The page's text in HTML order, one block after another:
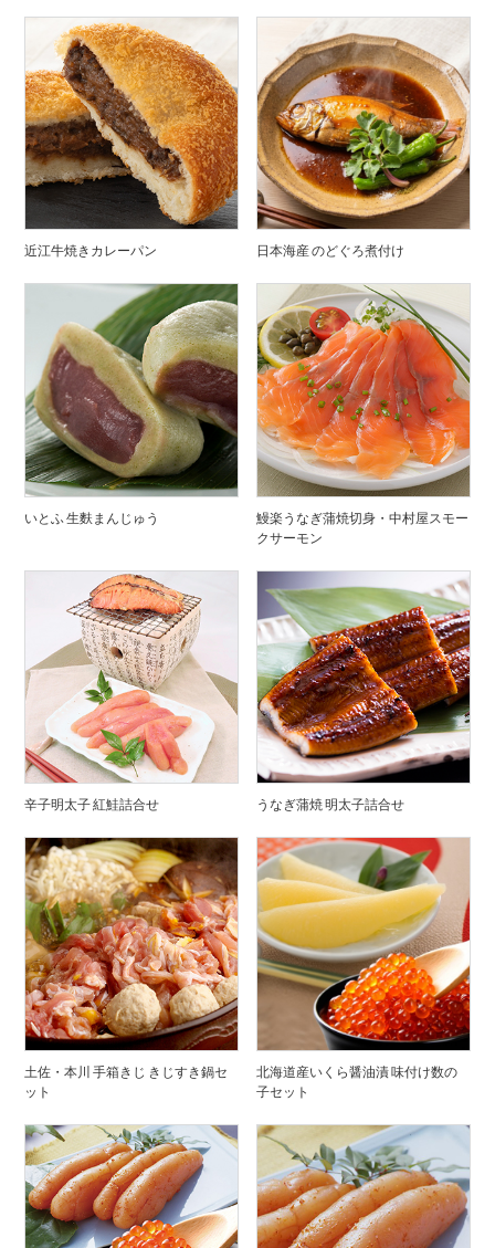
近江牛焼きカレーパン 日本海産 のどぐろ煮付け
いとふ 生麩まんじゅう
鰻楽うなぎ蒲焼切身・中村屋スモー
クサーモン
辛子明太子 紅鮭詰合せ うなぎ蒲焼 明太子詰合せ
土佐・本川 手箱きじ きじすき鍋セ
ット
北海道産いくら醤油漬 味付け数の
子セット